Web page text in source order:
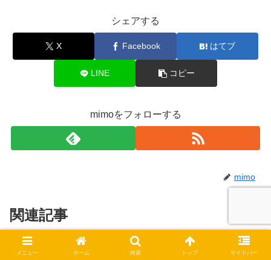
シェアする
X Facebook はてブ
LINE コピー
mimoをフォローする
mimo
関連記事
小学生の年齢別家庭学習の方法や
メニュー ホーム 検索 トップ サイドバー